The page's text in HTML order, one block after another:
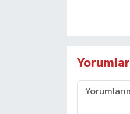
Yorumlar